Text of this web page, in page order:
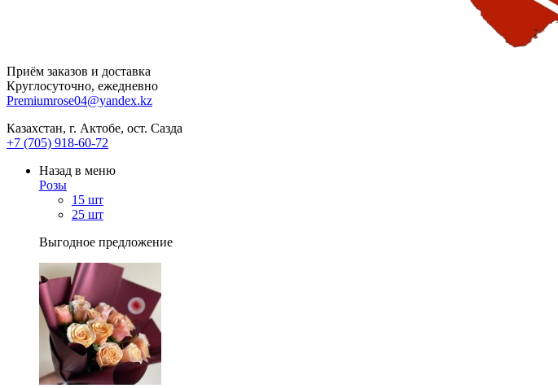
Приём заказов и доставка
Круглосуточно, ежедневно
Premiumrose04@yandex.kz
Казахстан, г. Актобе, ост. Сазда
+7 (705) 918-60-72
Назад в меню
Розы
15 шт
25 шт
Выгодное предложение